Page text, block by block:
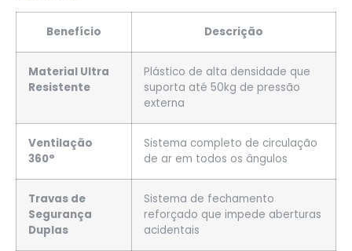
Benefício Descrição
Material Ultra
Resistente
Plástico de alta densidade que
suporta até 50kg de pressão
externa
Ventilação
360°
Sistema completo de circulação
de ar em todos os ângulos
Travas de
Segurança
Duplas
Sistema de fechamento
reforçado que impede aberturas
acidentais